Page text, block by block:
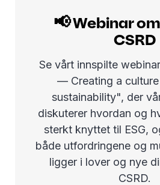
📢 Webinar
CSRD
Se vårt innspilte
— Creating a
sustainability", der
diskuterer hvordan og
sterkt knyttet til ESG,
både utfordringene og
ligger i lover og nye
CSRD.